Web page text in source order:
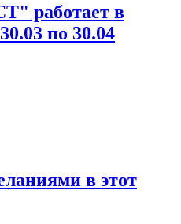
работает в
по 30.04
в этот